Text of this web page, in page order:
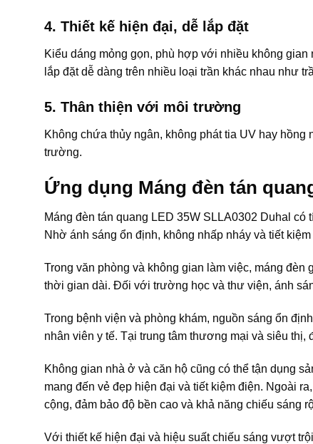
4. Thiết kế hiện đại, dễ lắp đặt
Kiểu dáng mỏng gọn, phù hợp với nhiều không
lắp đặt dễ dàng trên nhiều loại trần khác nhau như
5. Thân thiện với môi trường
Không chứa thủy ngân, không phát tia UV hay
trường.
Ứng dụng Máng đèn tán
Máng đèn tán quang LED 35W SLLA0302 Duhal
Nhờ ánh sáng ổn định, không nhấp nháy và tiết
Trong văn phòng và không gian làm việc, máng
thời gian dài. Đối với trường học và thư viện, ánh
Trong bệnh viện và phòng khám, nguồn sáng ổn
nhân viên y tế. Tại trung tâm thương mại và siêu
Không gian nhà ở và căn hộ cũng có thể tận dụng
mang đến vẻ đẹp hiện đại và tiết kiệm điện. Ngoài
cộng, đảm bảo độ bền cao và khả năng chiếu sáng
Với thiết kế hiện đại và hiệu suất chiếu sáng vượt